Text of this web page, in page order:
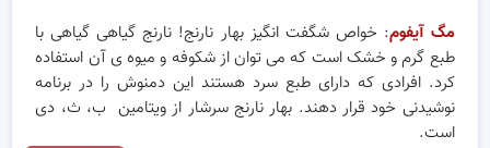
مگ آیفوم: خواص شگفت انگیز بهار نارنج! نارنج گیاهی گیاهی با
طبع گرم و خشک است که می توان از شکوفه و میوه ی آن استفاده
کرد. افرادی که دارای طبع سرد هستند این دمنوش را در برنامه
نوشیدنی خود قرار دهند. بهار نارنج سرشار از ویتامین ب، ث، دی
است.